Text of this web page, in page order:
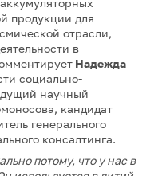
продукции для
отрасли,
в
Надежда
социально-
научный
кандидат
генерального
консалтинга.
потому, что у нас в